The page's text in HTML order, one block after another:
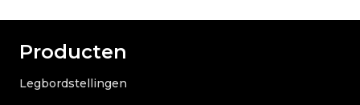
Producten
Legbordstellingen